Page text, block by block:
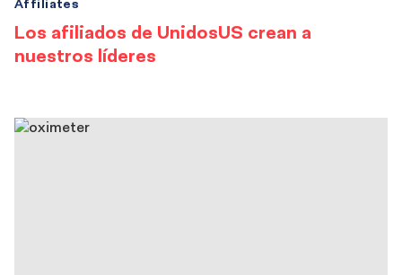
Los afiliados de UnidosUS crean a
nuestros líderes
Affiliates